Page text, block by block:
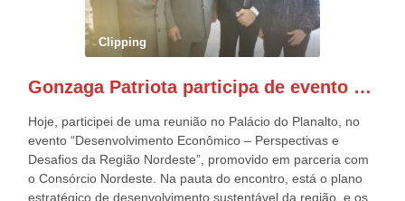
preparou espaços com cadeiras e coberturas, para 30.000
pessoas, só que o número de Patriotas Brasileiros
Independentes, dobrou na Esplanada. Eu, Lula e os
Patriota.
Clipping
Gonzaga Patriota participa de evento em prol do desenvolvimento do Nordeste
Hoje, participei de uma reunião no Palácio do Planalto, no
evento “Desenvolvimento Econômico – Perspectivas e
Desafios da Região Nordeste”, promovido em parceria com
o Consórcio Nordeste. Na pauta do encontro, está o plano
estratégico de desenvolvimento sustentável da região, e os